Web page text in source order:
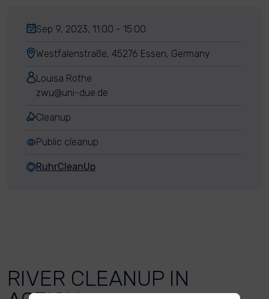
Sep 9, 2023, 11:00 - 15:00
Westfalenstraße, 45276 Essen, Germany
Louisa Rothe
zwu@uni-due.de
Cleanup
Public cleanup
RuhrCleanUp
RIVER CLEANUP IN